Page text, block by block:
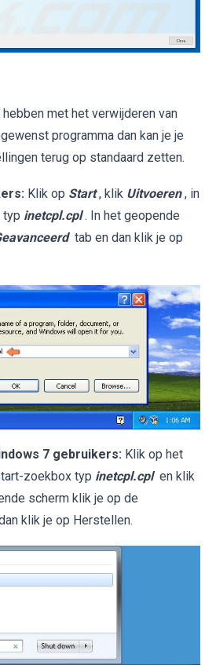
met het verwijderen van
programma dan kan je je
terug op standaard zetten.
Klik op Start , klik Uitvoeren , in
typ inetcpl.cpl . In het geopende
tab en dan klik je op
7 gebruikers: Klik op het
zoekbox typ inetcpl.cpl en klik
scherm klik je op de
klik je op Herstellen.